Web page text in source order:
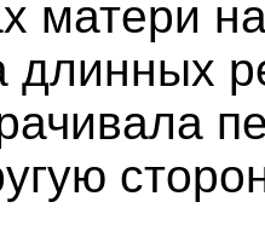
матери
длинных